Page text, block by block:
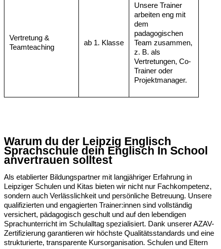
Vertretung &
Teamteaching
ab 1. Klasse
Unsere Trainer
arbeiten eng mit
dem
padagogischen
Team zusammen,
z. B. als
Vertretungen, Co-
Trainer oder
Projektmanager.
Warum du der Leipzig Englisch
Sprachschule dein Englisch In School
anvertrauen solltest
Als etablierter Bildungspartner mit langjähriger Erfahrung in
Leipziger Schulen und Kitas bieten wir nicht nur Fachkompetenz,
sondern auch Verlässlichkeit und persönliche Betreuung. Unsere
qualifizierten und engagierten Trainer:innen sind vollständig
versichert, pädagogisch geschult und auf den lebendigen
Sprachunterricht im Schulalltag spezialisiert. Dank unserer AZAV-
Zertifizierung garantieren wir höchste Qualitätsstandards und eine
strukturierte, transparente Kursorganisation. Schulen und Eltern